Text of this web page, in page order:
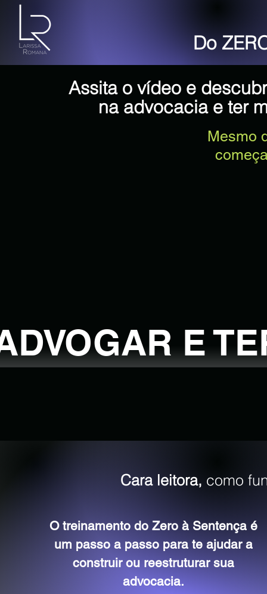
Do
Assita o vídeo e
na advocacia e ter
Mesmo
E
Cara leitora, como
O treinamento do Zero à Sentença é
um passo a passo para te ajudar a
construir ou reestruturar sua
advocacia.